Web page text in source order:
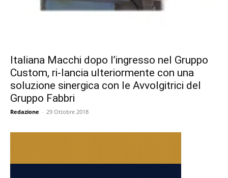
Italiana Macchi dopo l’ingresso nel Gruppo
Custom, ri-lancia ulteriormente con una
soluzione sinergica con le Avvolgitrici del
Gruppo Fabbri
Redazione - 29 Ottobre 2018